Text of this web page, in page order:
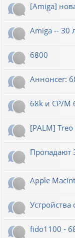
[Amiga]
Amiga -- 30
6800
Аннонсег:
68k и CP/M
[PALM] Treo
Пропадают
Apple
Устройства
fido1100 -